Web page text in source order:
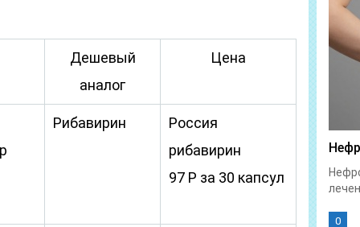
Дешевый
аналог
Цена
Рибавирин
Россия
рибавирин
97 Р за 30 капсул
0